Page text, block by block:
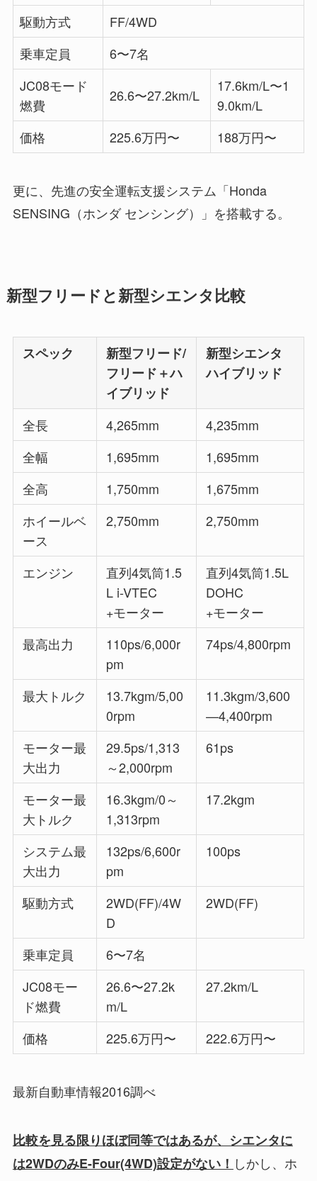
駆動方式
FF/4WD
乗車定員
6〜7名
JC08モード
燃費
26.6〜27.2km/L
17.6km/L〜1
9.0km/L
価格
225.6万円〜 188万円〜
更に、先進の安全運転支援システム「Honda
SENSING（ホンダ センシング）」を搭載する。
新型フリードと新型シエンタ比較
スペック
新型フリード/
フリード＋ハ
イブリッド
新型シエンタ
ハイブリッド
全長 4,265mm
4,235mm
全幅
1,695mm
1,695mm
全高
1,750mm
1,675mm
ホイールベ
ース
2,750mm 2,750mm
エンジン
直列4気筒1.5
L i-VTEC
+モーター
直列4気筒1.5L
DOHC
+モーター
最高出力
110ps/6,000r
pm
74ps/4,800rpm
最大トルク
13.7kgm/5,00
0rpm
11.3kgm/3,600
—4,400rpm
モーター最
大出力
29.5ps/1,313
～2,000rpm
61ps
モーター最
大トルク
16.3kgm/0～
1,313rpm
17.2kgm
システム最
大出力
132ps/6,600r
pm
100ps
駆動方式
2WD(FF)/4W
D
2WD(FF)
乗車定員
6〜7名
JC08モー
ド燃費
26.6〜27.2k
m/L
27.2km/L
価格 225.6万円〜 222.6万円〜
最新自動車情報2016調べ
比較を見る限りほぼ同等ではあるが、シエンタに
は2WDのみE-Four(4WD)設定がない！ しかし、ホ